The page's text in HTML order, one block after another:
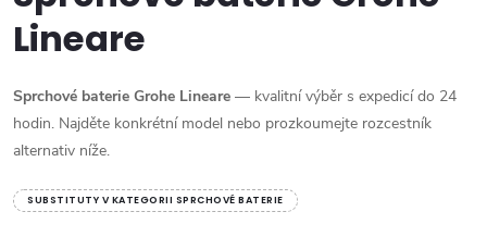
Lineare
Sprchové baterie Grohe Lineare — kvalitní výběr s expedicí do 24
hodin. Najděte konkrétní model nebo prozkoumejte rozcestník
alternativ níže.
SUBSTITUTY V KATEGORII SPRCHOVÉ BATERIE